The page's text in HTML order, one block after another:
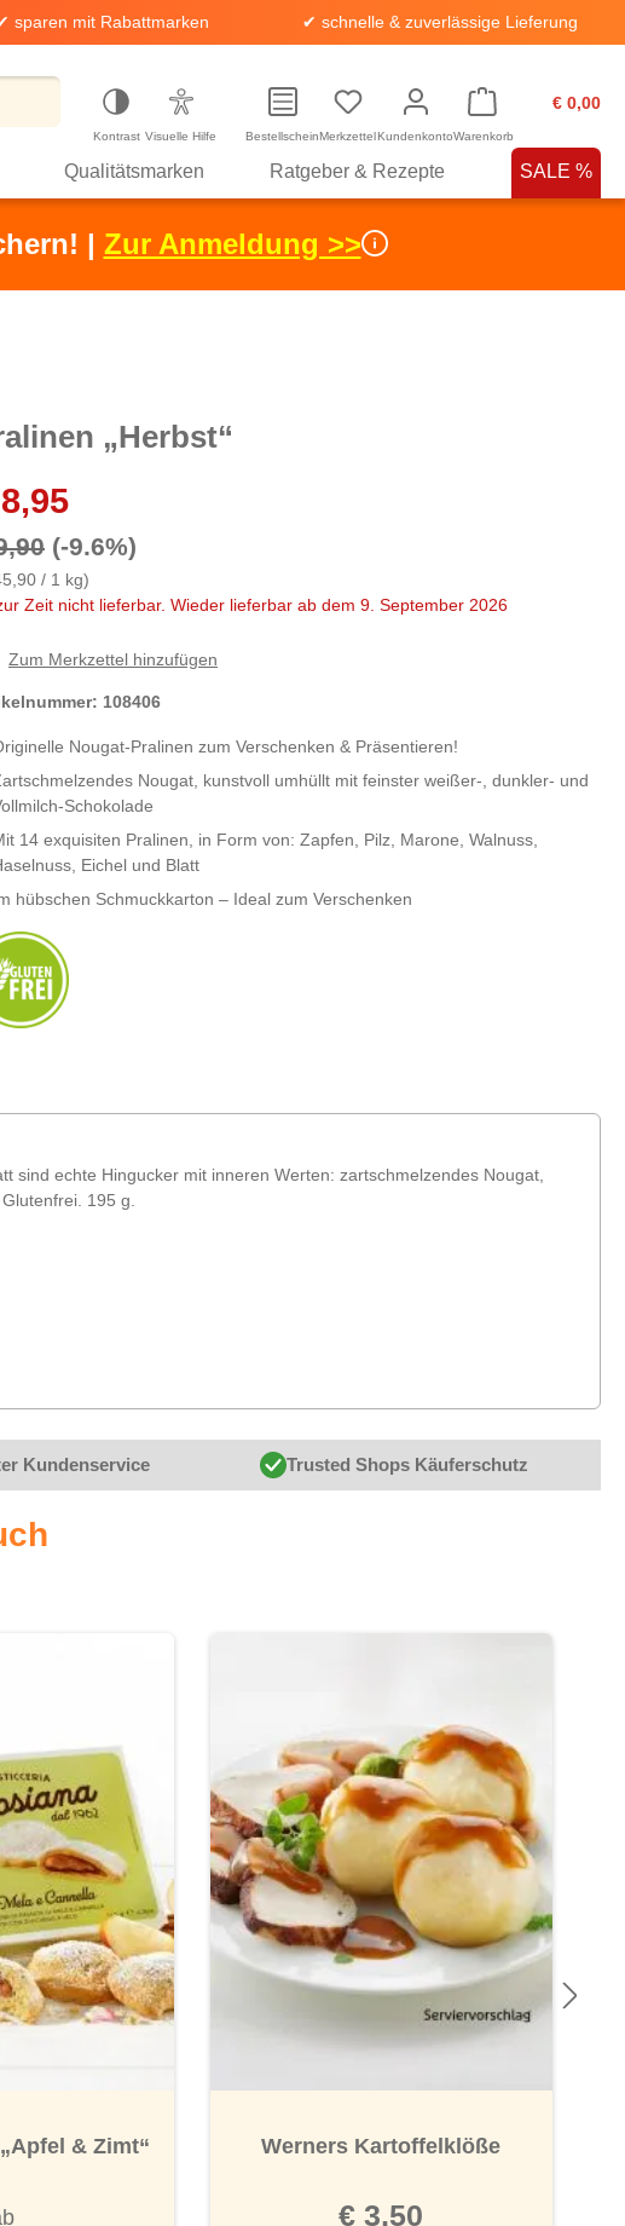
sparen mit Rabattmarken ✔ schnelle & zuverlässige Lieferung
Kontrast Visuelle Hilfe BestellscheinMerkzettelKundenkonto
€ 0,00
Warenkorb
Qualitätsmarken Ratgeber & Rezepte SALE %
| Zur Anmeldung >>
„Herbst“
(-9.6%)
/ 1 kg)
Zeit nicht lieferbar. Wieder lieferbar ab dem 9. September 2026
Zum Merkzettel hinzufügen
108406
Nougat-Pralinen zum Verschenken & Präsentieren!
Nougat, kunstvoll umhüllt mit feinster weißer-, dunkler- und
Schokolade
14 exquisiten Pralinen, in Form von: Zapfen, Pilz, Marone, Walnuss,
Eichel und Blatt
hübschen Schmuckkarton – Ideal zum Verschenken
sind echte Hingucker mit inneren Werten: zartschmelzendes Nougat,
195 g.
Kundenservice Trusted Shops Käuferschutz
& Zimt“ Werners Kartoffelklöße
€ 3,50